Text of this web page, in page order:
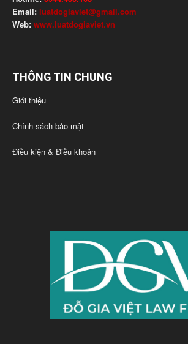
Email: luatdogiaviet@gmail.com
Web: www.luatdogiaviet.vn
THÔNG TIN CHUNG
Giới thiệu
Chính sách bảo mật
Điều kiện & Điều khoản